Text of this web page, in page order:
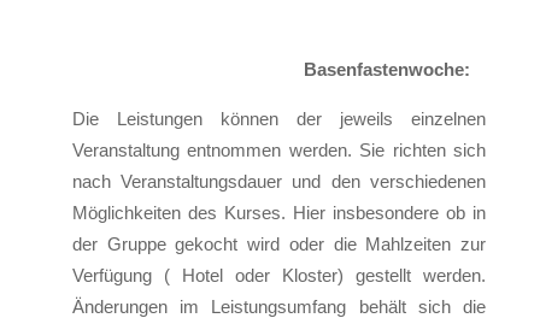
Basenfastenwoche:
Die Leistungen können der jeweils einzelnen
Veranstaltung entnommen werden. Sie richten sich
nach Veranstaltungsdauer und den verschiedenen
Möglichkeiten des Kurses. Hier insbesondere ob in
der Gruppe gekocht wird oder die Mahlzeiten zur
Verfügung ( Hotel oder Kloster) gestellt werden.
Änderungen im Leistungsumfang behält sich die